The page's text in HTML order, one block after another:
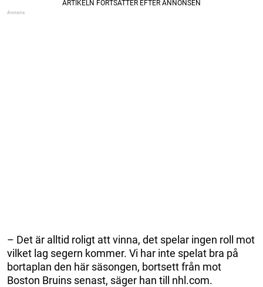
– Det är alltid roligt att vinna, det spelar ingen roll mot
vilket lag segern kommer. Vi har inte spelat bra på
bortaplan den här säsongen, bortsett från mot
Boston Bruins senast, säger han till nhl.com.